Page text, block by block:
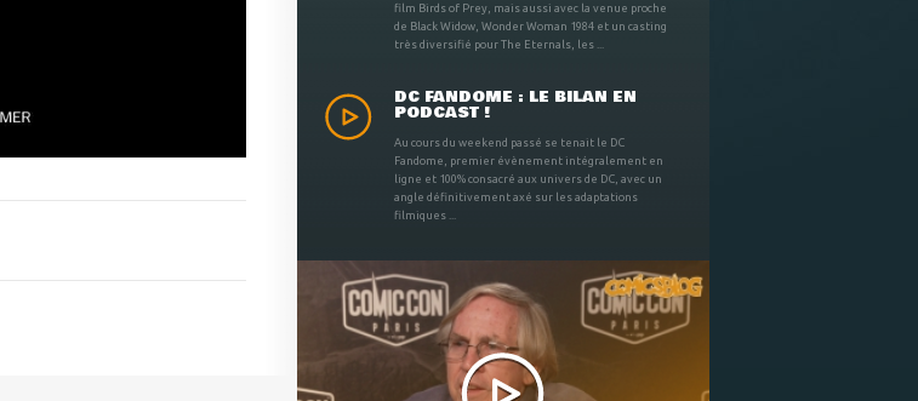
film Birds of Prey, mais aussi avec la venue proche
de Black Widow, Wonder Woman 1984 et un casting
très diversifié pour The Eternals, les ...
DC FANDOME : LE BILAN EN
PODCAST !
Au cours du weekend passé se tenait le DC
Fandome, premier évènement intégralement en
ligne et 100% consacré aux univers de DC, avec un
angle définitivement axé sur les adaptations
filmiques ...